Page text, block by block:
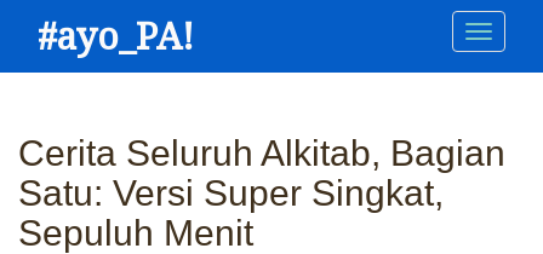
Main
navigation
#ayo_PA!
Cerita Seluruh Alkitab, Bagian
Satu: Versi Super Singkat,
Sepuluh Menit